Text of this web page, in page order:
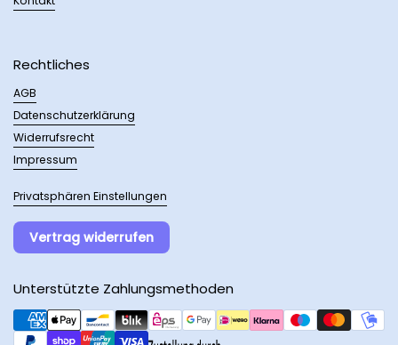
Rechtliches
AGB
Datenschutzerklärung
Widerrufsrecht
Impressum
Privatsphären Einstellungen
Vertrag widerrufen
Unterstützte Zahlungsmethoden